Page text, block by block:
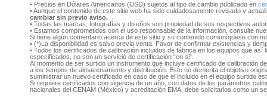
• Precios en Dólares Americanos (USD) sujetos al tipo de cambio publicado en
• Aunque el contenido de este sitio web ha sido cuidadosamente revisado y
cambiar sin previo aviso.
• Todas las marcas, fotografías y diseños son propiedad de sus respectivos
• Estamos comprometidos con el uso responsable de la información, consulte
Si tiene algún comentario acerca de este sitio y su contenido comuníquese con
• (*)La disponibilidad es salvo previa venta. Favor de confirmar existencias y
• Todos los certificados de calibración incluidos de fábrica en los equipos que
especificados, no son un servició de certificación “en si”.
Al momento de ser surtido un instrumento que incluye certificado de calibración
a los tiempos de almacenamiento y distribución. Esto no demerita el objetivo
suministrar un nuevo certificado en caso de que el incluido en el equipo surtido
Si requiere certificados con vigencia de un año, con datos de los parámetros
nacionales del CENAM (México) y acreditación EMA, debe solicitarlos como un